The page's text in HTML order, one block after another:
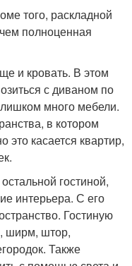
того, раскладной
полноценная
и кровать. В этом
с диваном по
много мебели.
в котором
касается квартир,
гостиной,
интерьера. С его
Гостиную
ширм, штор,
Также